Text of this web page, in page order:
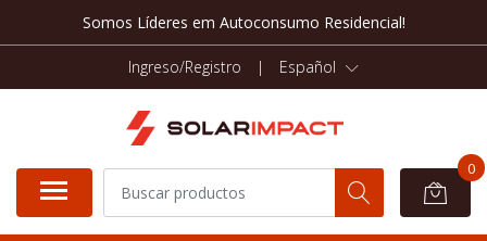
Somos Líderes em Autoconsumo Residencial!
Ingreso/Registro | Español
0